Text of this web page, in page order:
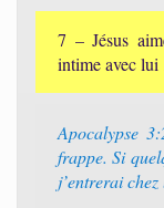
7 – Jésus
intime avec
Apocalypse
frappe. Si
j’entrerai